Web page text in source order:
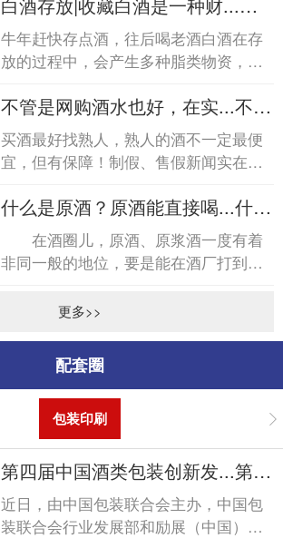
酒存放|收藏白酒是一种财...
牛年赶快存点酒，往后喝老酒白酒在存
放的过程中，会产生多种脂类物资，
香气，但这种...
不管是网购酒水也好，在实...不管
是网购酒水也好，在实...
买酒最好找熟人，熟人的酒不一定最便
宜，但有保障！制假、售假新闻实在是
造假，心中不免五味杂陈...
什么是原酒？原酒能直接喝...什么
是原酒？原酒能直接喝...
在酒圈儿，原酒、原浆酒一度有着
非同一般的地位，要是能在酒厂打到纯
事儿。商标、无统一包装...
更多>>
配套圈
包装印刷
第四届中国酒类包装创新发...第四
届中国酒类包装创新发...
近日，由中国包装联合会主办，中国包
装联合会行业发展部和励展（中国）投